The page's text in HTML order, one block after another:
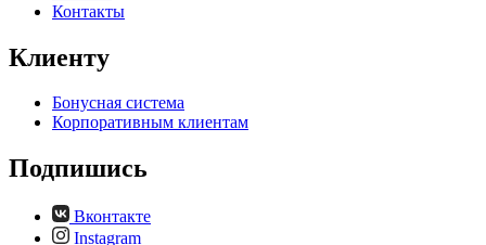
Контакты
Клиенту
Бонусная система
Корпоративным клиентам
Подпишись
Вконтакте
Instagram